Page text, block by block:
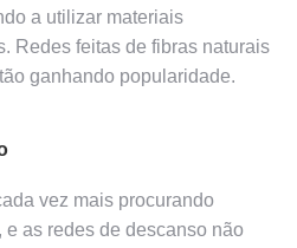
a utilizar materiais
Redes feitas de fibras naturais
ganhando popularidade.
vez mais procurando
as redes de descanso não